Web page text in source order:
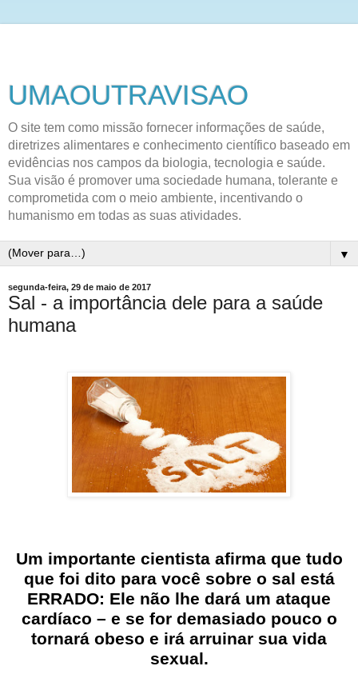
UMAOUTRAVISAO
O site tem como missão fornecer informações de saúde,
diretrizes alimentares e conhecimento científico baseado em
evidências nos campos da biologia, tecnologia e saúde.
Sua visão é promover uma sociedade humana, tolerante e
comprometida com o meio ambiente, incentivando o
humanismo em todas as suas atividades.
▼
segunda-feira, 29 de maio de 2017
Sal - a importância dele para a saúde
humana
Um importante cientista afirma que tudo
que foi dito para você sobre o sal está
ERRADO: Ele não lhe dará um ataque
cardíaco – e se for demasiado pouco o
tornará obeso e irá arruinar sua vida
sexual.